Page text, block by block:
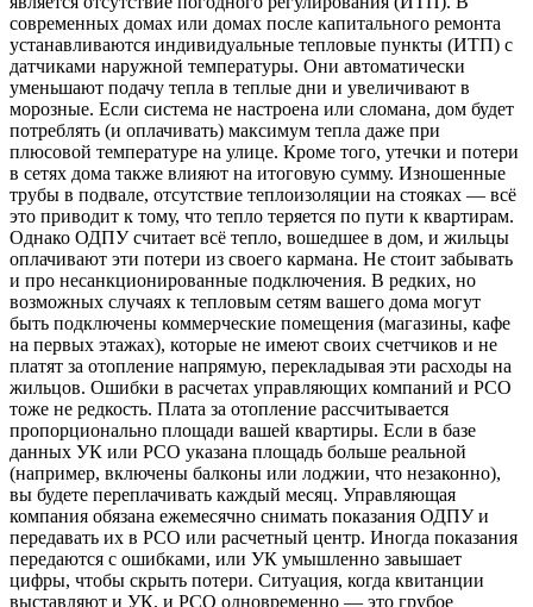
современных домах или домах после капитального ремонта
устанавливаются индивидуальные тепловые пункты (ИТП) с
датчиками наружной температуры. Они автоматически
уменьшают подачу тепла в теплые дни и увеличивают в
морозные. Если система не настроена или сломана, дом будет
потреблять (и оплачивать) максимум тепла даже при
плюсовой температуре на улице. Кроме того, утечки и потери
в сетях дома также влияют на итоговую сумму. Изношенные
трубы в подвале, отсутствие теплоизоляции на стояках — всё
это приводит к тому, что тепло теряется по пути к квартирам.
Однако ОДПУ считает всё тепло, вошедшее в дом, и жильцы
оплачивают эти потери из своего кармана. Не стоит забывать
и про несанкционированные подключения. В редких, но
возможных случаях к тепловым сетям вашего дома могут
быть подключены коммерческие помещения (магазины, кафе
на первых этажах), которые не имеют своих счетчиков и не
платят за отопление напрямую, перекладывая эти расходы на
жильцов. Ошибки в расчетах управляющих компаний и РСО
тоже не редкость. Плата за отопление рассчитывается
пропорционально площади вашей квартиры. Если в базе
данных УК или РСО указана площадь больше реальной
(например, включены балконы или лоджии, что незаконно),
вы будете переплачивать каждый месяц. Управляющая
компания обязана ежемесячно снимать показания ОДПУ и
передавать их в РСО или расчетный центр. Иногда показания
передаются с ошибками, или УК умышленно завышает
цифры, чтобы скрыть потери. Ситуация, когда квитанции
выставляют и УК, и РСО одновременно — это грубое